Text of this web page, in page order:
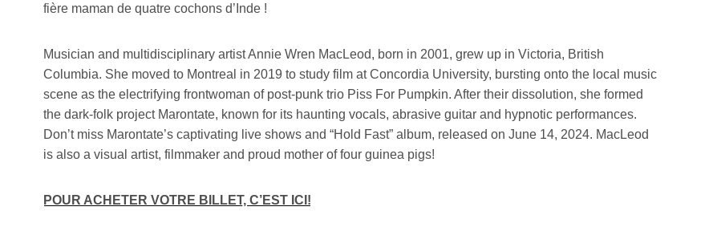
fière maman de quatre cochons d’Inde !
Musician and multidisciplinary artist Annie Wren MacLeod, born in 2001, grew up in Victoria, British
Columbia. She moved to Montreal in 2019 to study film at Concordia University, bursting onto the local music
scene as the electrifying frontwoman of post-punk trio Piss For Pumpkin. After their dissolution, she formed
the dark-folk project Marontate, known for its haunting vocals, abrasive guitar and hypnotic performances.
Don’t miss Marontate’s captivating live shows and “Hold Fast” album, released on June 14, 2024. MacLeod
is also a visual artist, filmmaker and proud mother of four guinea pigs!
POUR ACHETER VOTRE BILLET, C’EST ICI!